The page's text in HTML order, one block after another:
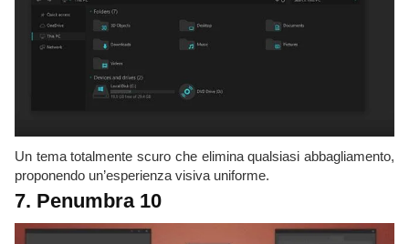
Un tema totalmente scuro che elimina qualsiasi abbagliamento,
proponendo un’esperienza visiva uniforme.
7. Penumbra 10